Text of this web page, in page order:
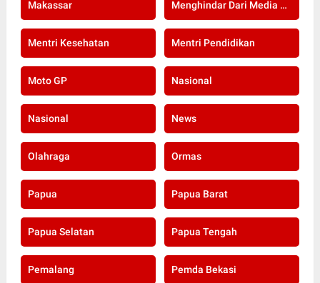
Makassar Menghindar Dari Media Setelah Terbongkar Kasus Dugaan Gratifikasi Komisioner KPU Kota Bogor
Mentri Kesehatan Mentri Pendidikan
Moto GP Nasional
Nasional News
Olahraga Ormas
Papua Papua Barat
Papua Selatan Papua Tengah
Pemalang Pemda Bekasi